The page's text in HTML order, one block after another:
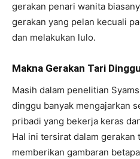
gerakan penari wanita
gerakan yang pelan kecuali
dan melakukan lulo.
Makna Gerakan Tari Dinggu
Masih dalam penelitian
dinggu banyak mengajarkan
pribadi yang bekerja keras
Hal ini tersirat dalam gerakan
memberikan gambaran